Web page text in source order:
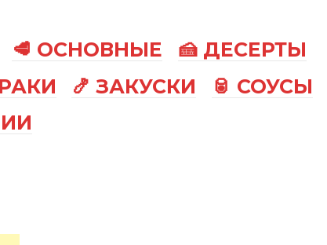
🥩 ОСНОВНЫЕ
🍰 ДЕСЕРТЫ
🍤 ЗАКУСКИ
🥫 СОУСЫ